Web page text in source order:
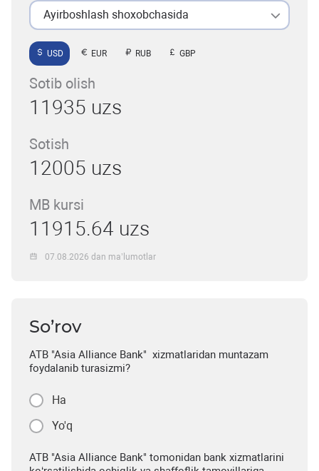
Ayirboshlash shoxobchasida
USD EUR RUB GBP
Sotib olish
11935 uzs
Sotish
12005 uzs
MB kursi
11915.64 uzs
07.08.2026 dan ma’lumotlar
So’rov
ATB "Asia Alliance Bank" xizmatlaridan muntazam
foydalanib turasizmi?
Ha
Yo'q
ATB "Asia Alliance Bank" tomonidan bank xizmatlarini